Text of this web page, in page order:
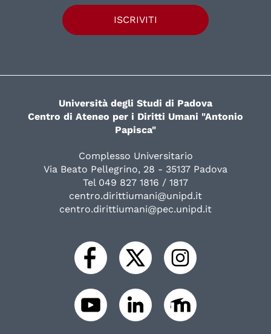
ISCRIVITI
Università degli Studi di Padova
Centro di Ateneo per i Diritti Umani "Antonio
Papisca"
Complesso Universitario
Via Beato Pellegrino, 28 - 35137 Padova
Tel 049 827 1816 / 1817
centro.dirittiumani@unipd.it
centro.dirittiumani@pec.unipd.it